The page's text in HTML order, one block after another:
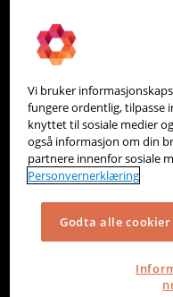
Betalingstjenester,
Vi bruker
fungere ordentlig, tilpasse
knyttet til sosiale medier
også informasjon om din
partnere innenfor sosiale
Personvernerklæring
Godta alle cookier